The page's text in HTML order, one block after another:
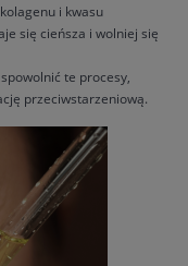
i kwasu
się cieńsza i wolniej się
te procesy,
przeciwstarzeniową.